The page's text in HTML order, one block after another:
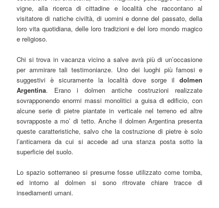
vigne, alla ricerca di cittadine e località che raccontano al
visitatore di natiche civiltà, di uomini e donne del passato, della
loro vita quotidiana, delle loro tradizioni e del loro mondo magico
e religioso.
Chi si trova in vacanza vicino a salve avrà più di un’occasione
per ammirare tali testimonianze. Uno dei luoghi più famosi e
suggestivi è sicuramente la località dove sorge il dolmen
Argentina. Erano i dolmen antiche costruzioni realizzate
sovrapponendo enormi massi monolitici a guisa di edificio, con
alcune serie di pietre piantate in verticale nel terreno ed altre
sovrapposte a mo’ di tetto. Anche il dolmen Argentina presenta
queste caratteristiche, salvo che la costruzione di pietre è solo
l’anticamera da cui si accede ad una stanza posta sotto la
superficie del suolo.
Lo spazio sotterraneo si presume fosse utilizzato come tomba,
ed intorno al dolmen si sono ritrovate chiare tracce di
insediamenti umani.